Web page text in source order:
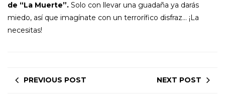
de “La Muerte”. Solo con llevar una guadaña ya darás
miedo, así que imagínate con un terrorífico disfraz… ¡La
necesitas!
PREVIOUS POST NEXT POST